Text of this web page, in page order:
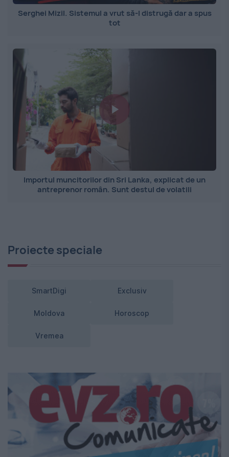
Serghei Mizil. Sistemul a vrut să-l distrugă dar a spus
tot
Importul muncitorilor din Sri Lanka, explicat de un
antreprenor român. Sunt destul de volatili
Proiecte speciale
SmartDigi Exclusiv
Moldova Horoscop
Vremea